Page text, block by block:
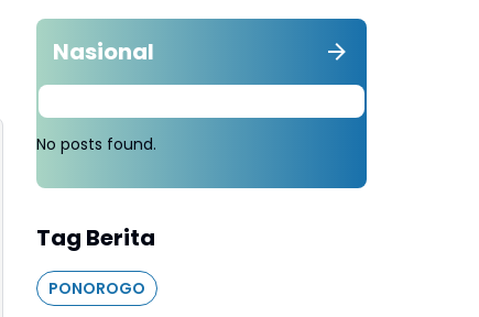
Nasional
No posts found.
Tag Berita
PONOROGO